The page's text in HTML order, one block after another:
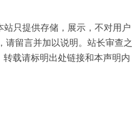
站只提供存储，展示，不对用户
请留言并加以说明。站长审查之
载请标明出处链接和本声明内